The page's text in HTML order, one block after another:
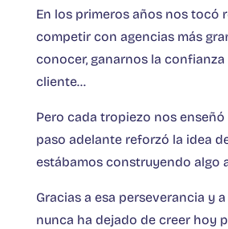
En los primeros años nos tocó
competir con agencias más
conocer, ganarnos la
cliente…
Pero cada tropiezo nos enseñó
paso adelante reforzó la idea
estábamos construyendo algo
Gracias a esa perseverancia y
nunca ha dejado de creer hoy